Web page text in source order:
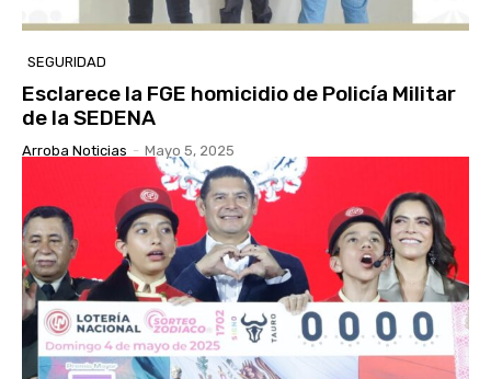
SEGURIDAD
Esclarece la FGE homicidio de Policía Militar
de la SEDENA
Arroba Noticias - Mayo 5, 2025